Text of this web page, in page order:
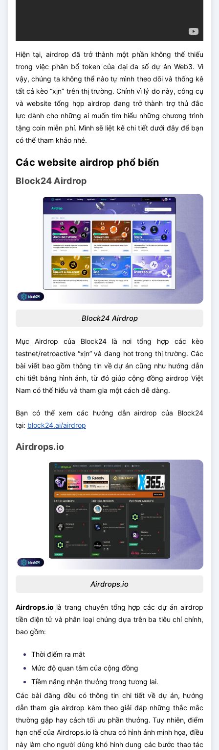
Hiện tại, airdrop đã trở thành một phần không thể thiếu
trong việc phân bổ token của đại đa số dự án Web3. Vì
vậy, chúng ta không thể nào tự mình theo dõi và thống kê
tất cả kèo “xịn” trên thị trường. Chính vì lý do này, công cụ
và website tổng hợp airdrop đang trở thành trợ thủ đắc
lực dành cho những ai muốn tìm hiểu những chương trình
tặng coin miễn phí. Mình sẽ liệt kê chi tiết dưới đây để bạn
có thể tham khảo nhé.
Các website airdrop phổ biến
Block24 Airdrop
Block24 Airdrop
Mục Airdrop của Block24 là nơi tổng hợp các kèo
testnet/retroactive “xịn” và đang hot trong thị trường. Các
bài viết bao gồm thông tin về dự án cũng như hướng dẫn
chi tiết bằng hình ảnh, từ đó giúp cộng đồng airdrop Việt
Nam có thể hiểu và tham gia một cách dễ dàng.
Bạn có thể xem các hướng dẫn airdrop của Block24
tại: block24.ai/airdrop
Airdrops.io
Airdrops.io
Airdrops.io là trang chuyên tổng hợp các dự án airdrop
tiền điện tử và phân loại chúng dựa trên ba tiêu chí chính,
bao gồm:
Thời điểm ra mắt
Mức độ quan tâm của cộng đồng
Tiềm năng nhận thưởng trong tương lai.
Các bài đăng đều có thông tin chi tiết về dự án, hướng
dẫn tham gia airdrop kèm theo giải đáp những thắc mắc
thường gặp hay cách tối ưu phần thưởng. Tuy nhiên, điểm
hạn chế của Airdrops.io là chưa có hình ảnh minh họa, điều
này làm cho người dùng khó hình dung các bước thao tác